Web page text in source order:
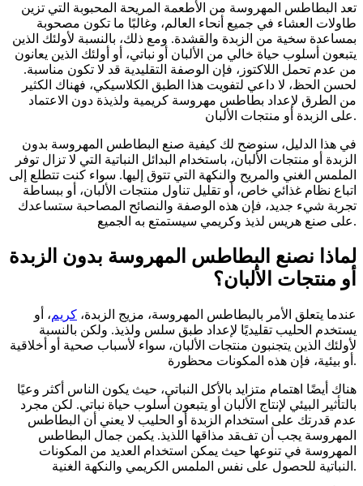
تعد البطاطس المهروسة من الأطعمة المريحة المحبوبة التي تزين
طاولات العشاء في جميع أنحاء العالم، وغالبًا ما تكون مصحوبة
بمساعدة سخية من الزبدة والقشدة. ومع ذلك، بالنسبة لأولئك الذين
يتبعون أسلوب حياة خالي من الألبان أو نباتي، أو أولئك الذين يعانون
من عدم تحمل اللاكتوز، فإن الوصفة التقليدية قد لا تكون مناسبة.
لحسن الحظ، لا داعي لتفويت هذا الطبق الكلاسيكي، فهناك الكثير
من الطرق لإعداد بطاطس مهروسة كريمية ولذيذة دون الاعتماد
على الزبدة أو منتجات الألبان.
في هذا الدليل، سنوضح لك كيفية صنع البطاطس المهروسة بدون
الزبدة أو منتجات الألبان، باستخدام البدائل النباتية التي لا تزال توفر
الملمس الغني والمريح والنكهة التي تتوق إليها. سواء كنت تتطلع إلى
اتباع نظام غذائي خاص، أو تقليل تناول منتجات الألبان، أو ببساطة
تجربة شيء جديد، فإن هذه الوصفة والنصائح المصاحبة ستساعدك
على صنع هريس لذيذ وكريمي سيستمتع به الجميع.
لماذا نصنع البطاطس المهروسة بدون الزبدة
أو منتجات الألبان؟
عندما يتعلق الأمر بالبطاطس المهروسة، مزيج الزبدة، كريم، أو
يستخدم الحليب تقليديًا لإعداد طبق سلس ولذيذ. ولكن بالنسبة
لأولئك الذين يتجنبون منتجات الألبان، سواء لأسباب صحية أو أخلاقية
أو بيئية، فإن هذه المكونات محظورة.
هناك أيضًا اهتمام متزايد بالأكل النباتي، حيث يكون الناس أكثر وعيًا
بالتأثير البيئي لإنتاج الألبان أو يتبعون أسلوب حياة نباتي. لكن مجرد
عدم قدرتك على استخدام الزبدة أو الحليب لا يعني أن البطاطس
المهروسة يجب أن تفقد مذاقها اللذيذ. يكمن جمال البطاطس
المهروسة في تنوعها حيث يمكن استخدام العديد من المكونات
النباتية للحصول على نفس الملمس الكريمي والنكهة الغنية.